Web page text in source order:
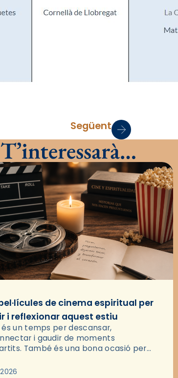
Següent
T’interessarà…
de cinema espiritual per
i reflexionar aquest estiu
és un temps per descansar,
i gaudir de moments
També és una bona ocasió per
cinema, reflexionar sobre les…